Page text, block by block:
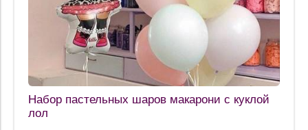
Набор пастельных шаров макарони с куклой
лол